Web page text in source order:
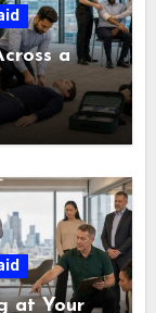
a
at Your